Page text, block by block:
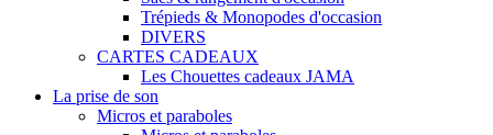
Trépieds & Monopodes d'occasion
DIVERS
CARTES CADEAUX
Les Chouettes cadeaux JAMA
La prise de son
Micros et paraboles